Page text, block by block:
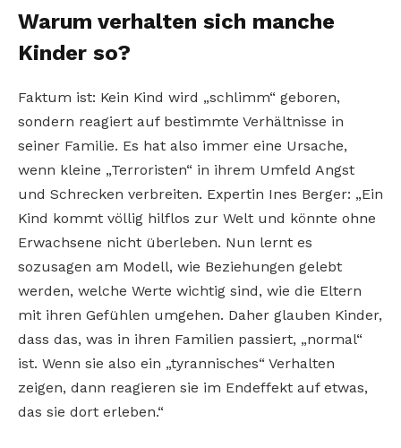
Warum verhalten sich manche
Kinder so?
Faktum ist: Kein Kind wird „schlimm“ geboren,
sondern reagiert auf bestimmte Verhältnisse in
seiner Familie. Es hat also immer eine Ursache,
wenn kleine „Terroristen“ in ihrem Umfeld Angst
und Schrecken verbreiten. Expertin Ines Berger: „Ein
Kind kommt völlig hilflos zur Welt und könnte ohne
Erwachsene nicht überleben. Nun lernt es
sozusagen am Modell, wie Beziehungen gelebt
werden, welche Werte wichtig sind, wie die Eltern
mit ihren Gefühlen umgehen. Daher glauben Kinder,
dass das, was in ihren Familien passiert, „normal“
ist. Wenn sie also ein „tyrannisches“ Verhalten
zeigen, dann reagieren sie im Endeffekt auf etwas,
das sie dort erleben.“